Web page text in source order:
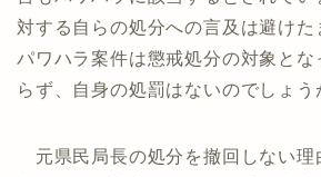
対する自らの処分への言及は避け
パワハラ案件は懲戒処分の対象とな
らず、自身の処罰はないのでしょう
元県民局長の処分を撤回しない理